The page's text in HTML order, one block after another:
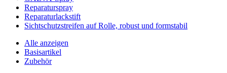
Reparaturspray
Reparaturlackstift
Sichtschutzstreifen auf Rolle, robust und formstabil
Alle anzeigen
Basisartikel
Zubehör